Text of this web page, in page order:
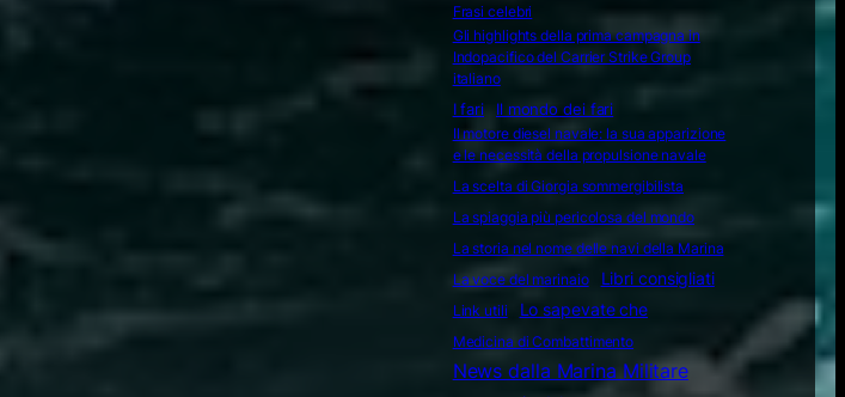
Frasi celebri
Gli highlights della prima campagna in
Indopacifico del Carrier Strike Group
italiano
I fari
Il mondo dei fari
Il motore diesel navale: la sua apparizione
e le necessità della propulsione navale
La scelta di Giorgia sommergibilista
La spiaggia più pericolosa del mondo
La storia nel nome delle navi della Marina
La voce del marinaio
Libri consigliati
Link utili Lo sapevate che
Medicina di Combattimento
News dalla Marina Militare